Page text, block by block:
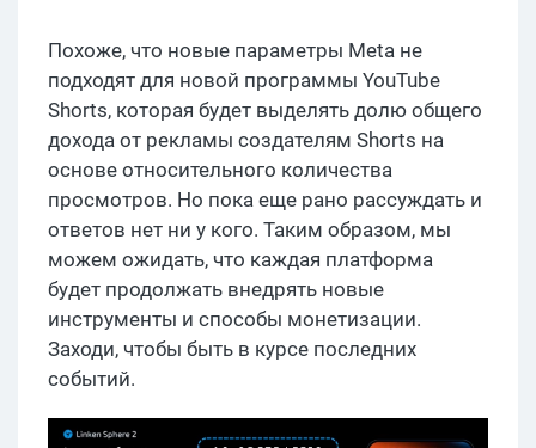
Похоже, что новые параметры Meta не
подходят для новой программы YouTube
Shorts, которая будет выделять долю общего
дохода от рекламы создателям Shorts на
основе относительного количества
просмотров. Но пока еще рано рассуждать и
ответов нет ни у кого. Таким образом, мы
можем ожидать, что каждая платформа
будет продолжать внедрять новые
инструменты и способы монетизации.
Заходи, чтобы быть в курсе последних
событий.